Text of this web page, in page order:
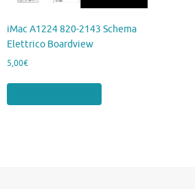
iMac A1224 820-2143 Schema
Elettrico Boardview
5,00€